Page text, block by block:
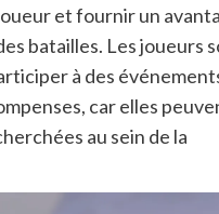
et fournir un
batailles. Les joueurs
à des
car elles
au sein de la